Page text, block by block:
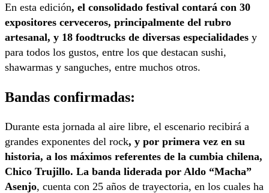
En esta edición, el consolidado festival contará con 30
expositores cerveceros, principalmente del rubro
artesanal, y 18 foodtrucks de diversas especialidades y
para todos los gustos, entre los que destacan sushi,
shawarmas y sanguches, entre muchos otros.
Bandas confirmadas:
Durante esta jornada al aire libre, el escenario recibirá a
grandes exponentes del rock, y por primera vez en su
historia, a los máximos referentes de la cumbia chilena,
Chico Trujillo. La banda liderada por Aldo “Macha”
Asenjo, cuenta con 25 años de trayectoria, en los cuales ha